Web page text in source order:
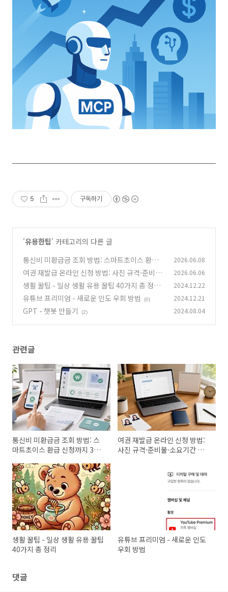
5 구독하기
'유용한팁' 카테고리의 다른 글
통신비 미환급금 조회 방법: 스마트초이스 환급
신청까지 3분 정리
(0)
2026.06.08
여권 재발급 온라인 신청 방법: 사진 규격·준비물
·소요기간 한 번에 정리
(0)
2026.06.06
생활 꿀팁 - 일상 생활 유용 꿀팁 40가지 총 정리
(3)
2024.12.22
유튜브 프리미엄 - 새로운 인도 우회 방법 (0) 2024.12.21
GPT - 챗봇 만들기 (2) 2024.08.04
관련글
통신비 미환급금 조회 방법: 스
마트초이스 환급 신청까지 3분
여권 재발급 온라인 신청 방법:
사진 규격·준비물·소요기간 한
생활 꿀팁 - 일상 생활 유용 꿀팁
40가지 총 정리
유튜브 프리미엄 - 새로운 인도
우회 방법
댓글